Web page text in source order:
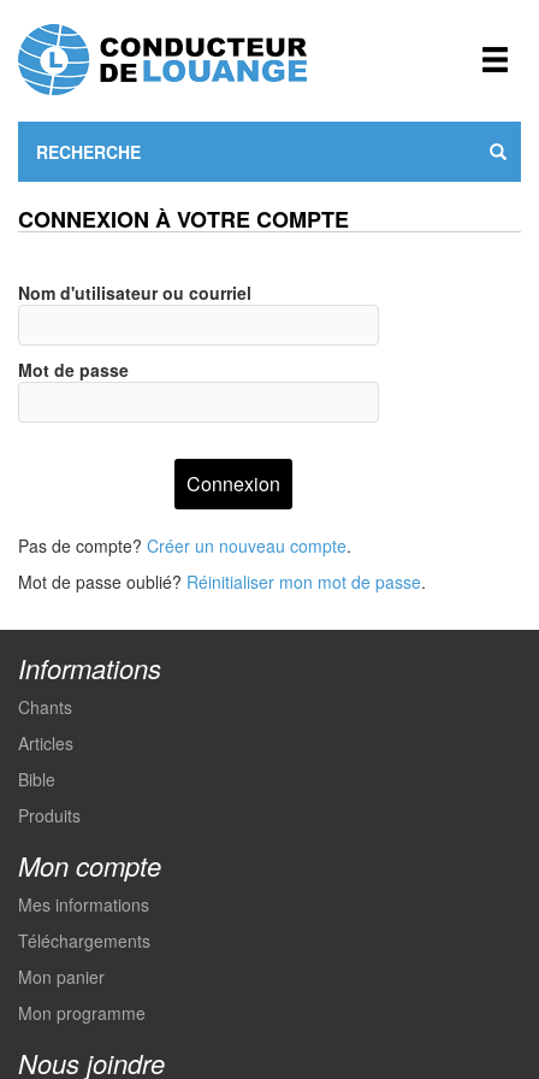
CONNEXION À VOTRE COMPTE
Nom d'utilisateur ou courriel
Mot de passe
Pas de compte? Créer un nouveau compte.
Mot de passe oublié? Réinitialiser mon mot de passe.
Informations
Chants
Articles
Bible
Produits
Mon compte
Mes informations
Téléchargements
Mon panier
Mon programme
Nous joindre